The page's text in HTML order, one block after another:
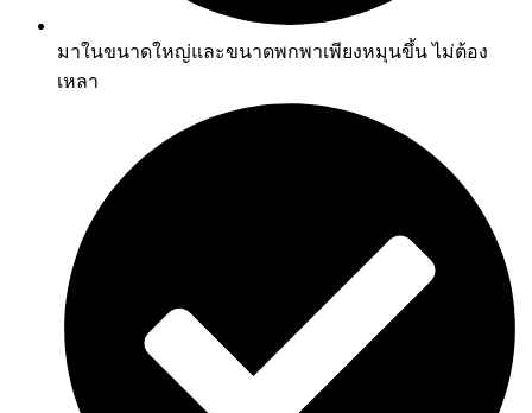
มาในขนาดใหญ่และขนาดพกพาเพียงหมุนขึ้น ไม่ต้อง
เหลา